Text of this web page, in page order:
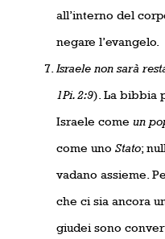
all’interno del
negare l’evangelo.
Israele non sarà
1Pi. 2:9). La bibbia
Israele come un
come uno Stato;
vadano assieme.
che ci sia ancora
giudei sono